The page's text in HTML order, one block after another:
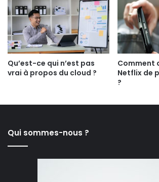
Qu’est-ce qui n’est pas
vrai à propos du cloud ?
Comment
Netflix de
?
Qui sommes-nous ?